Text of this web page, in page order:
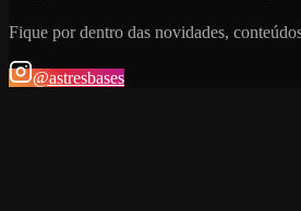
Fique por dentro das novidades,
@astresbases